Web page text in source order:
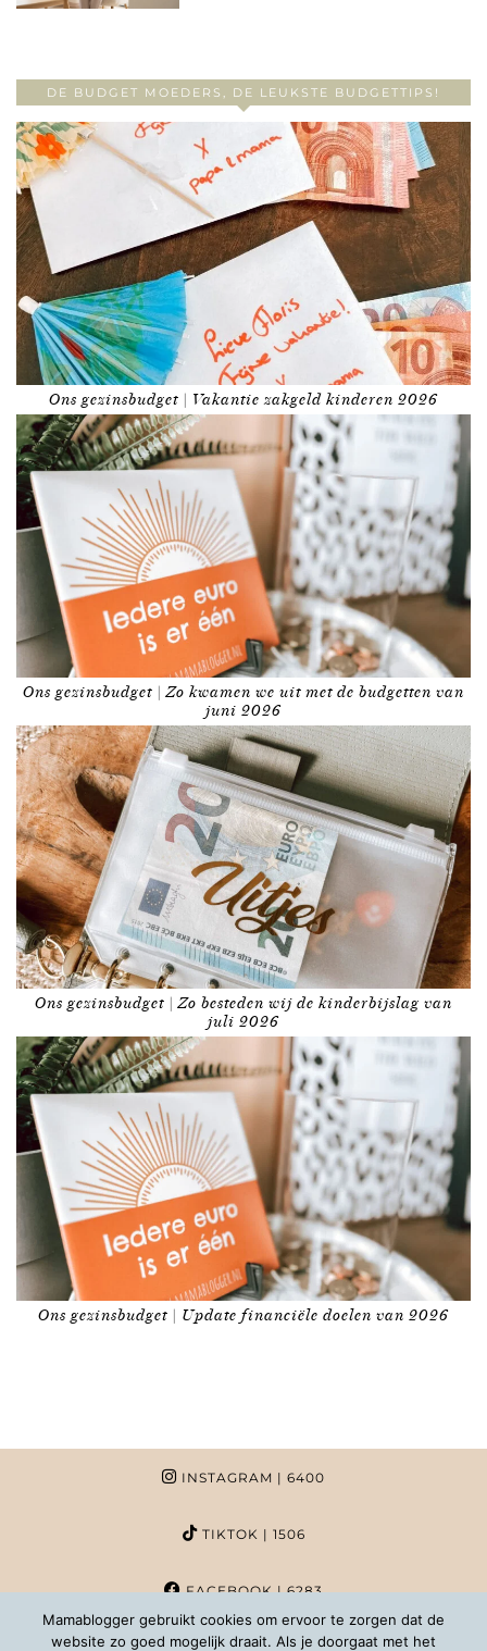
DE BUDGET MOEDERS, DE LEUKSTE BUDGETTIPS!
Ons gezinsbudget | Vakantie zakgeld kinderen 2026
Ons gezinsbudget | Zo kwamen we uit met de budgetten van
juni 2026
Ons gezinsbudget | Zo besteden wij de kinderbijslag van
juli 2026
Ons gezinsbudget | Update financiële doelen van 2026
INSTAGRAM | 6400
TIKTOK | 1506
FACEBOOK| 6283
PINTEREST | 1020
Mamablogger gebruikt cookies om ervoor te zorgen dat de
website zo goed mogelijk draait. Als je doorgaat met het